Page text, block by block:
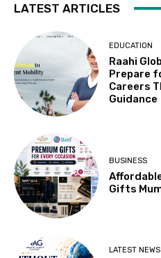
LATEST ARTICLES
EDUCATION
Raahi
Prepare
Careers
Guidance
BUSINESS
Gifts
LATEST NEWS